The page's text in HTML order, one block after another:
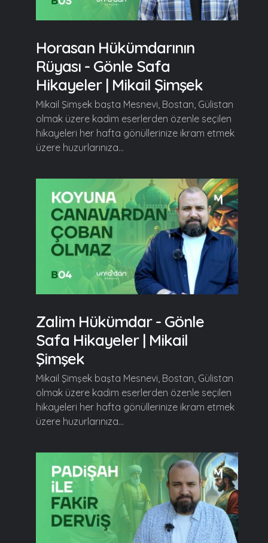
Horasan Hükümdarının
Rüyası - Gönle Safa
Hikayeler | Mikail Şimşek
Mikail Şimşek başta Mesnevi, Bostan, Gülistan
olmak üzere kadim eserlerden özenle seçilen
hikayeleri her hafta gönüllerinize ikram etmek
üzere huzurlarınıza...
Zalim Hükümdar - Gönle
Safa Hikayeler | Mikail
Şimşek
Mikail Şimşek başta Mesnevi, Bostan, Gülistan
olmak üzere kadim eserlerden özenle seçilen
hikayeleri her hafta gönüllerinize ikram etmek
üzere huzurlarınıza...